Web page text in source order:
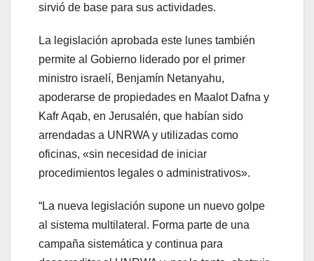
sirvió de base para sus actividades.
La legislación aprobada este lunes también
permite al Gobierno liderado por el primer
ministro israelí, Benjamín Netanyahu,
apoderarse de propiedades en Maalot Dafna y
Kafr Aqab, en Jerusalén, que habían sido
arrendadas a UNRWA y utilizadas como
oficinas, «sin necesidad de iniciar
procedimientos legales o administrativos».
“La nueva legislación supone un nuevo golpe
al sistema multilateral. Forma parte de una
campaña sistemática y continua para